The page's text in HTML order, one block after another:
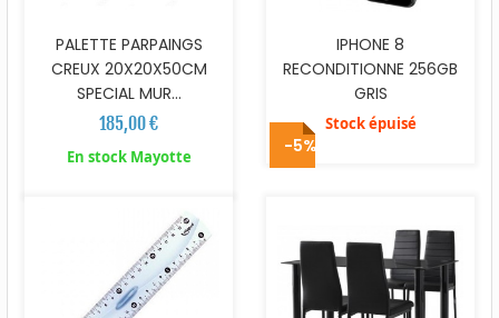
PALETTE PARPAINGS
CREUX 20X20X50CM
SPECIAL MUR...
185,00 €
En stock Mayotte
IPHONE 8
RECONDITIONNE 256GB
GRIS
Stock épuisé
-5%